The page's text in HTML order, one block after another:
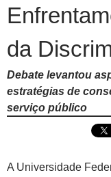
da
Debate levantou
estratégias de
serviço público
A Universidade